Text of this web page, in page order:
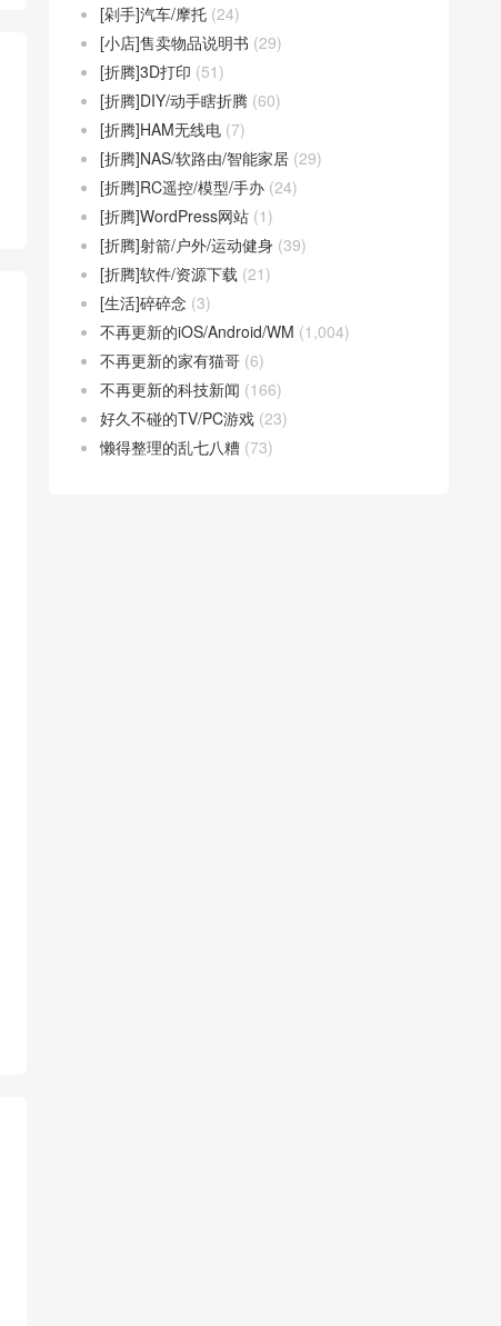
[剁手]汽车/摩托 (24)
[小店]售卖物品说明书 (29)
[折腾]3D打印 (51)
[折腾]DIY/动手瞎折腾 (60)
[折腾]HAM无线电 (7)
[折腾]NAS/软路由/智能家居 (29)
[折腾]RC遥控/模型/手办 (24)
[折腾]WordPress网站 (1)
[折腾]射箭/户外/运动健身 (39)
[折腾]软件/资源下载 (21)
[生活]碎碎念 (3)
不再更新的iOS/Android/WM (1,004)
不再更新的家有猫哥 (6)
不再更新的科技新闻 (166)
好久不碰的TV/PC游戏 (23)
懒得整理的乱七八糟 (73)